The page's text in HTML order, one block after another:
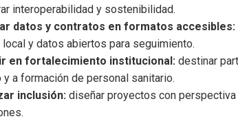
interoperabilidad y sostenibilidad.
datos y contratos en formatos accesibles:
local y datos abiertos para seguimiento.
en fortalecimiento institucional: destinar
y a formación de personal sanitario.
inclusión: diseñar proyectos con